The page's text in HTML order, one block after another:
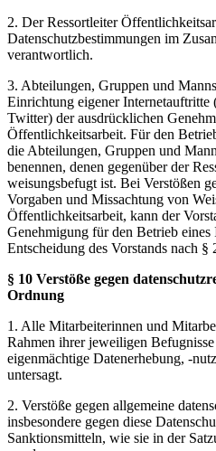
2. Der Ressortleiter
Datenschutzbestimmungen im
verantwortlich.
3. Abteilungen, Gruppen und
Einrichtung eigener Internetauftritte
Twitter) der ausdrücklichen
Öffentlichkeitsarbeit. Für den
die Abteilungen, Gruppen und
benennen, denen gegenüber der
weisungsbefugt ist. Bei Verstößen
Vorgaben und Missachtung von
Öffentlichkeitsarbeit, kann der
Genehmigung für den Betrieb
Entscheidung des Vorstands nach
§ 10 Verstöße gegen
Ordnung
1. Alle Mitarbeiterinnen und
Rahmen ihrer jeweiligen
eigenmächtige Datenerhebung, -
untersagt.
2. Verstöße gegen allgemeine
insbesondere gegen diese
Sanktionsmitteln, wie sie in der